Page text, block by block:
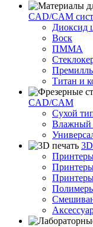
CAD/CAM
Диоксид
Воск
ПММА
Титан и
CAD/CAM
Сухой
Влажный